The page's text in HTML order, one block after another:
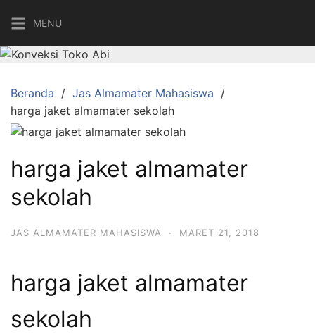
ke
konten
MENU
Beranda
Jas Almamater Mahasiswa
harga jaket almamater sekolah
harga jaket almamater
sekolah
JAS ALMAMATER MAHASISWA · MARET 21, 2018
harga jaket almamater
sekolah